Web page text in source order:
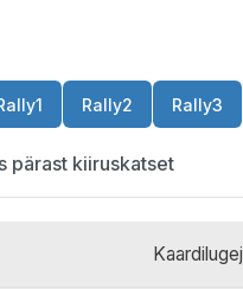
Rally2 Rally3
pärast kiiruskatset